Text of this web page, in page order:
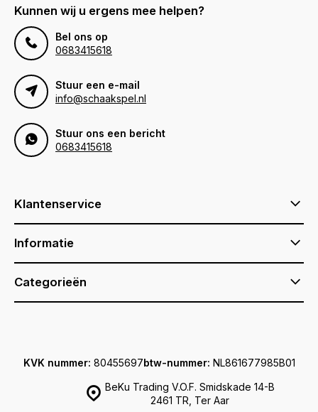
Kunnen wij u ergens mee helpen?
Bel ons op
0683415618
Stuur een e-mail
info@schaakspel.nl
Stuur ons een bericht
0683415618
Klantenservice
Informatie
Categorieën
BeKu Trading V.O.F. Smidskade 14-B
2461 TR, Ter Aar
KVK nummer: 80455697btw-nummer: NL861677985B01